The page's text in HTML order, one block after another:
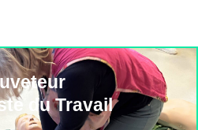
du Travail